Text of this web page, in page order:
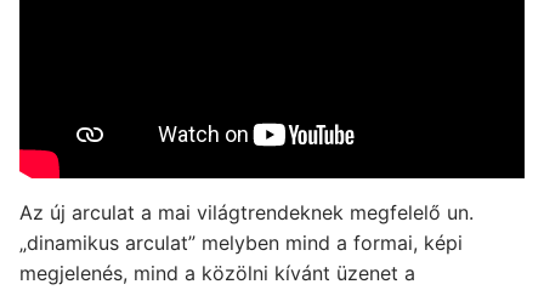
Az új arculat a mai világtrendeknek megfelelő un.
„dinamikus arculat” melyben mind a formai, képi
megjelenés, mind a közölni kívánt üzenet a